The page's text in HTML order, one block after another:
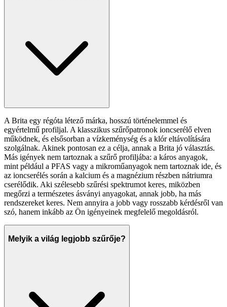
A Brita egy régóta létező márka, hosszú történelemmel és
egyértelmű profiljal. A klasszikus szűrőpatronok ioncserélő elven
működnek, és elsősorban a vízkeménység és a klór eltávolítására
szolgálnak. Akinek pontosan ez a célja, annak a Brita jó választás.
Más igények nem tartoznak a szűrő profiljába: a káros anyagok,
mint például a PFAS vagy a mikroműanyagok nem tartoznak ide, és
az ioncserélés során a kalcium és a magnézium részben nátriumra
cserélődik. Aki szélesebb szűrési spektrumot keres, miközben
megőrzi a természetes ásványi anyagokat, annak jobb, ha más
rendszereket keres. Nem annyira a jobb vagy rosszabb kérdésről van
szó, hanem inkább az Ön igényeinek megfelelő megoldásról.
Melyik a világ legjobb szűrője?